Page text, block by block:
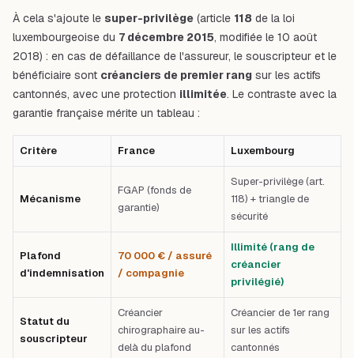
À cela s'ajoute le super-privilège (article 118 de la loi
luxembourgeoise du 7 décembre 2015, modifiée le 10 août
2018) : en cas de défaillance de l'assureur, le souscripteur et le
bénéficiaire sont créanciers de premier rang sur les actifs
cantonnés, avec une protection illimitée. Le contraste avec la
garantie française mérite un tableau :
Critère France Luxembourg
Mécanisme
FGAP (fonds de
garantie)
Super-privilège (art.
118) + triangle de
sécurité
Plafond
d'indemnisation
70 000 € / assuré
/ compagnie
Illimité (rang de
créancier
privilégié)
Statut du
souscripteur
Créancier
chirographaire au-
delà du plafond
Créancier de 1er rang
sur les actifs
cantonnés